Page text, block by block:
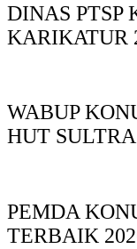
DINAS PTSP
KARIKATUR
WABUP
HUT SULTRA
PEMDA
TERBAIK